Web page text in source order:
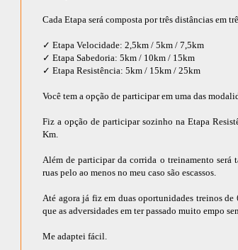
Cada Etapa será composta por três distâncias em
✓ Etapa Velocidade: 2,5km / 5km / 7,5km
✓ Etapa Sabedoria: 5km / 10km / 15km
✓ Etapa Resistência: 5km / 15km / 25km
Você tem a opção de participar em uma das
Fiz a opção de participar sozinho na Etapa
Km.
Além de participar da corrida o treinamento será
ruas pelo ao menos no meu caso são escassos.
Até agora já fiz em duas oportunidades treinos
que as adversidades em ter passado muito empo
Me adaptei fácil.